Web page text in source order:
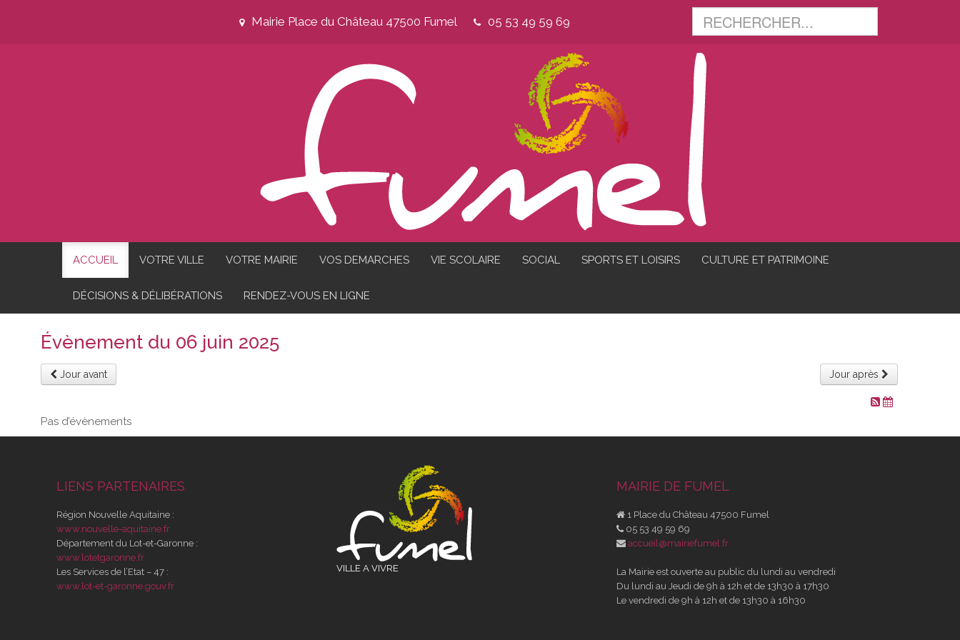
Mairie Place du Château 47500 Fumel 05 53 49 59 69
ACCUEIL VOTRE VILLE VOTRE MAIRIE VOS DEMARCHES VIE SCOLAIRE SOCIAL SPORTS ET LOISIRS CULTURE ET PATRIMOINE
DÉCISIONS & DÉLIBÉRATIONS RENDEZ-VOUS EN LIGNE
Évènement du 06 juin 2025
Jour avant Jour après
Pas d’évènements
LIENS PARTENAIRES
Région Nouvelle Aquitaine :
www.nouvelle-aquitaine.fr
Département du Lot-et-Garonne :
www.lotetgaronne.fr
Les Services de l’Etat – 47 :
www.lot-et-garonne.gouv.fr
VILLE A VIVRE
MAIRIE DE FUMEL
1 Place du Château 47500 Fumel
05 53 49 59 69
accueil@mairiefumel.fr
La Mairie est ouverte au public du lundi au vendredi
Du lundi au Jeudi de 9h à 12h et de 13h30 à 17h30
Le vendredi de 9h à 12h et de 13h30 à 16h30